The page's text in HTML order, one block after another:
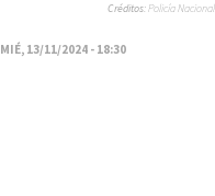
MIÉ, 13/11/2024 - 18:30
Créditos:Policía Nacional